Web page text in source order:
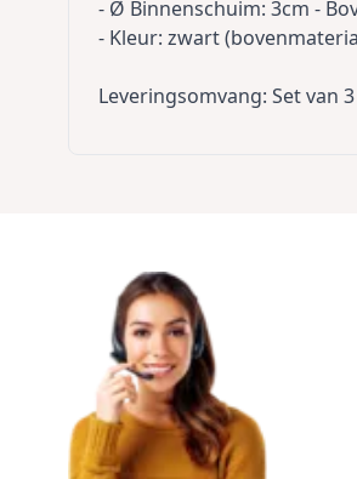
- Ø Binnenschuim: 3cm -
- Kleur: zwart
Leveringsomvang: Set van